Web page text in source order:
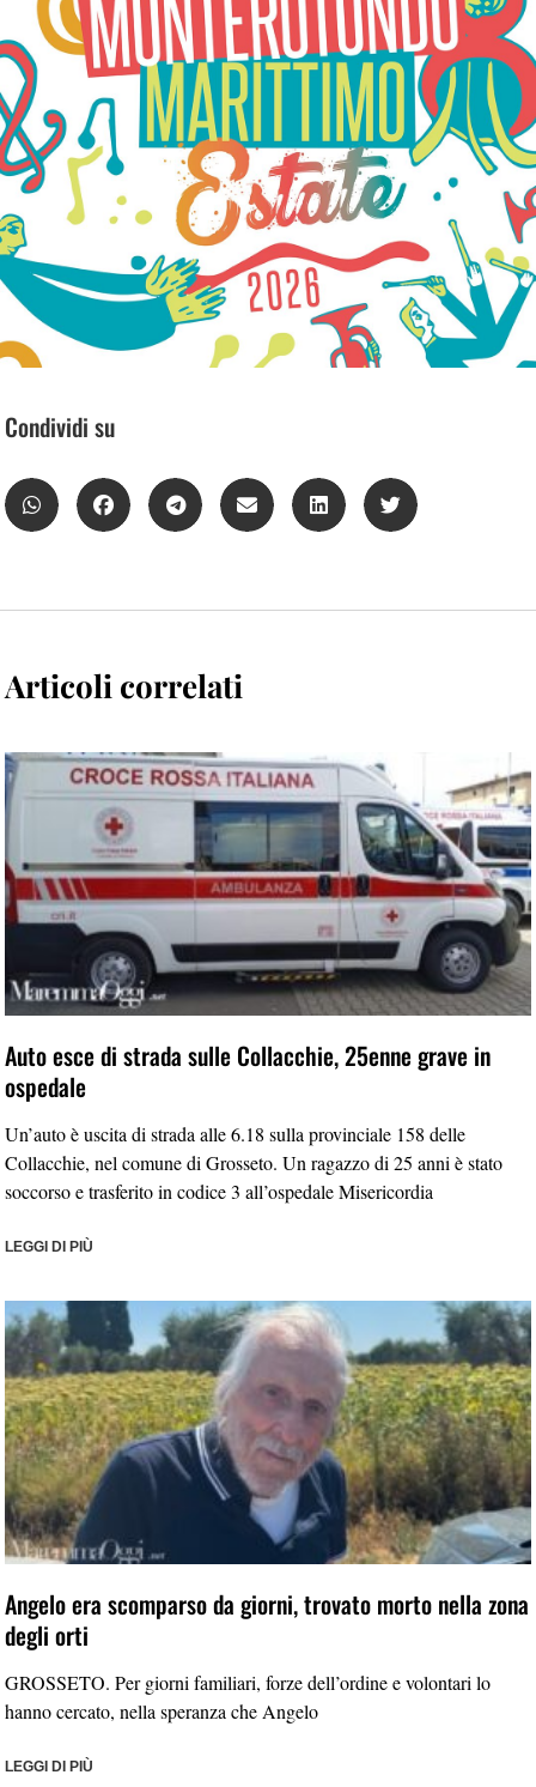
Condividi su
Articoli correlati
Auto esce di strada sulle Collacchie, 25enne grave in
ospedale
Un’auto è uscita di strada alle 6.18 sulla provinciale 158 delle
Collacchie, nel comune di Grosseto. Un ragazzo di 25 anni è stato
soccorso e trasferito in codice 3 all’ospedale Misericordia
LEGGI DI PIÙ
Angelo era scomparso da giorni, trovato morto nella zona
degli orti
GROSSETO. Per giorni familiari, forze dell’ordine e volontari lo
hanno cercato, nella speranza che Angelo
LEGGI DI PIÙ